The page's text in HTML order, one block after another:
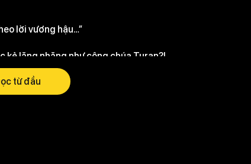
lời vương hậu…”
kẻ lăng nhăng như công chúa Turan?!
Skoll Ragnar Nuanar
từ đầu